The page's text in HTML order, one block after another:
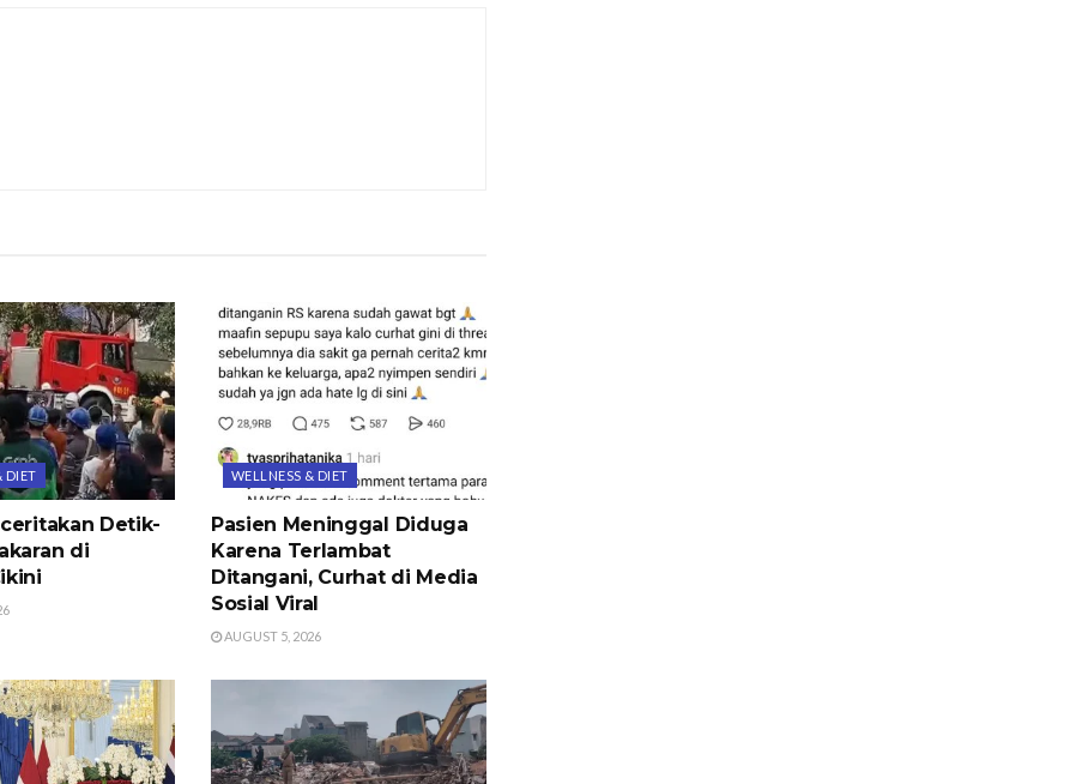
DIET
Detik-
di
WELLNESS & DIET
Pasien Meninggal Diduga
Karena Terlambat
Ditangani, Curhat di Media
Sosial Viral
AUGUST 5, 2026